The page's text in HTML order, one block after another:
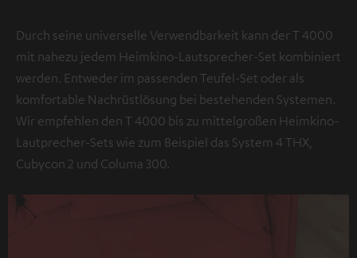
Durch seine universelle Verwendbarkeit kann der T 4000
mit nahezu jedem Heimkino-Lautsprecher-Set kombiniert
werden. Entweder im passenden Teufel-Set oder als
komfortable Nachrüstlösung bei bestehenden Systemen.
Wir empfehlen den T 4000 bis zu mittelgroßen Heimkino-
Lautprecher-Sets wie zum Beispiel das System 4 THX,
Cubycon 2 und Columa 300.